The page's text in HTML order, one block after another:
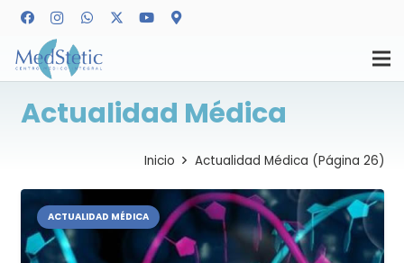
Actualidad Médica
Inicio Actualidad Médica (Página 26)
ACTUALIDAD MÉDICA